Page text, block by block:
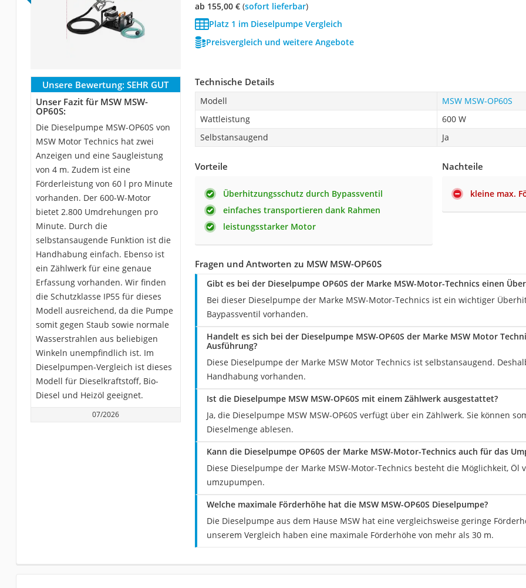
ab 155,00 €( Sofort lieferbar)
Platz 1 im Dieselpumpe Vergleich
Preisvergleich und weitere Angebote
Unsere Bewertung: SEHR GUT
Unser Fazit für MSW MSW-
OP60S:
Die Dieselpumpe MSW-OP60S von
MSW Motor Technics hat zwei
Anzeigen und eine Saugleistung
von 4 m. Zudem ist eine
Förderleistung von 60 l pro Minute
vorhanden. Der 600-W-Motor
bietet 2.800 Umdrehungen pro
Minute. Durch die
selbstansaugende Funktion ist die
Handhabung einfach. Ebenso ist
ein Zählwerk für eine genaue
Erfassung vorhanden. Wir finden
die Schutzklasse IP55 für dieses
Modell ausreichend, da die Pumpe
somit gegen Staub sowie normale
Wasserstrahlen aus beliebigen
Winkeln unempfindlich ist. Im
Dieselpumpen-Vergleich ist dieses
Modell für Dieselkraftstoff, Bio-
Diesel und Heizöl geeignet.
07/2026
Technische Details
Modell
MSW MSW-OP60S
Wattleistung
600 W
Selbstansaugend
Ja
Vorteile
Überhitzungsschutz durch Bypassventil
einfaches transportieren dank Rahmen
leistungsstarker Motor
Nachteile
kleine max.
Fragen und Antworten zu MSW MSW-OP60S
Gibt es bei der Dieselpumpe OP60S der Marke MSW-Motor-Technics einen
Bei dieser Dieselpumpe der Marke MSW-Motor-Technics ist ein wichtiger
Baypassventil vorhanden.
Handelt es sich bei der Dieselpumpe MSW-OP60S der Marke MSW Motor
Ausführung?
Diese Dieselpumpe der Marke MSW Motor Technics ist selbstansaugend.
Handhabung vorhanden.
Ist die Dieselpumpe MSW MSW-OP60S mit einem Zählwerk ausgestattet?
Ja, die Dieselpumpe MSW MSW-OP60S verfügt über ein Zählwerk. Sie können
Dieselmenge ablesen.
Kann die Dieselpumpe OP60S der Marke MSW-Motor-Technics auch für das
Diese Dieselpumpe der Marke MSW-Motor-Technics besteht die Möglichkeit, Öl
umzupumpen.
Welche maximale Förderhöhe hat die MSW MSW-OP60S Dieselpumpe?
Die Dieselpumpe aus dem Hause MSW hat eine vergleichsweise geringe
unserem Vergleich haben eine maximale Förderhöhe von mehr als 30 m.